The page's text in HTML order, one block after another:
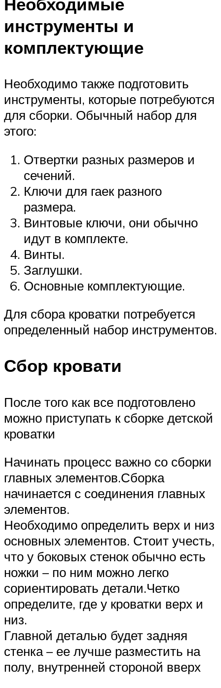
инструменты и
комплектующие
Необходимо также подготовить
инструменты, которые потребуются
для сборки. Обычный набор для
этого:
Отвертки разных размеров и
сечений.
Ключи для гаек разного
размера.
Винтовые ключи, они обычно
идут в комплекте.
Винты.
Заглушки.
Основные комплектующие.
Для сбора кроватки потребуется
определенный набор инструментов.
Сбор кровати
После того как все подготовлено
можно приступать к сборке детской
кроватки
Начинать процесс важно со сборки
главных элементов.Сборка
начинается с соединения главных
элементов.
Необходимо определить верх и низ
основных элементов. Стоит учесть,
что у боковых стенок обычно есть
ножки – по ним можно легко
сориентировать детали.Четко
определите, где у кроватки верх и
низ.
Главной деталью будет задняя
стенка – ее лучше разместить на
полу, внутренней стороной вверх